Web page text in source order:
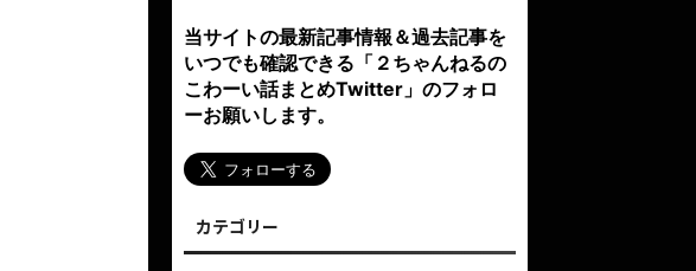
当サイトの最新記事情報＆過去記事を
いつでも確認できる「２ちゃんねるの
こわーい話まとめTwitter」のフォロ
ーお願いします。
カテゴリー